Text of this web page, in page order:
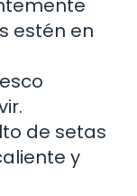
estén en
de setas
y